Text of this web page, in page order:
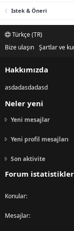
Istek & Öneri
Türkçe (TR)
Bize ulaşın Şartlar ve
Hakkımızda
asdadasdadasd
Neler yeni
Yeni mesajlar
Yeni profil mesajları
Son aktivite
Forum
Konular
Mesajlar